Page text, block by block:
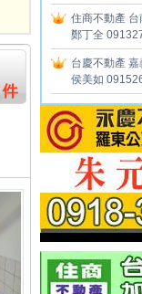
住商不動產 台
鄭丁全
台慶不動產 嘉
侯美如
住商不動產 彰
陳慶晉
永慶不動產 羅
朱元銘 0918-
住商不動產 仁
林沛慈
百富地產永康
林明達
大家房屋
台